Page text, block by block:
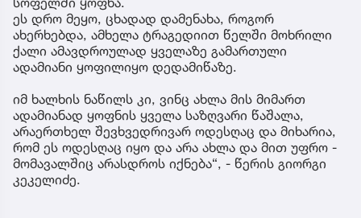
ეს დრო მეყო, ცხადად დამენახა, როგორ
ახერხებდა, ამხელა ტრაგედიით წელში მოხრილი
ქალი ამავდროულად ყველაზე გამართული
ადამიანი ყოფილიყო დედამიწაზე.
იმ ხალხის ნაწილს კი, ვინც ახლა მის მიმართ
ადამიანად ყოფნის ყველა საზღვარი წაშალა,
არაერთხელ შევხვედრივარ ოდესღაც და მიხარია,
რომ ეს ოდესღაც იყო და არა ახლა და მით უფრო -
მომავალშიც არასდროს იქნება“, - წერის გიორგი
კეკელიძე.